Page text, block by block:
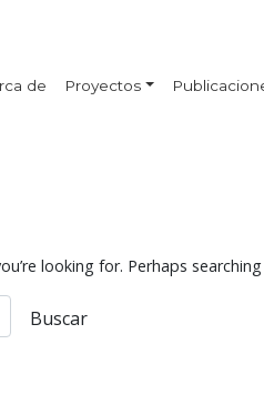
de Proyectos
looking for. Perhaps